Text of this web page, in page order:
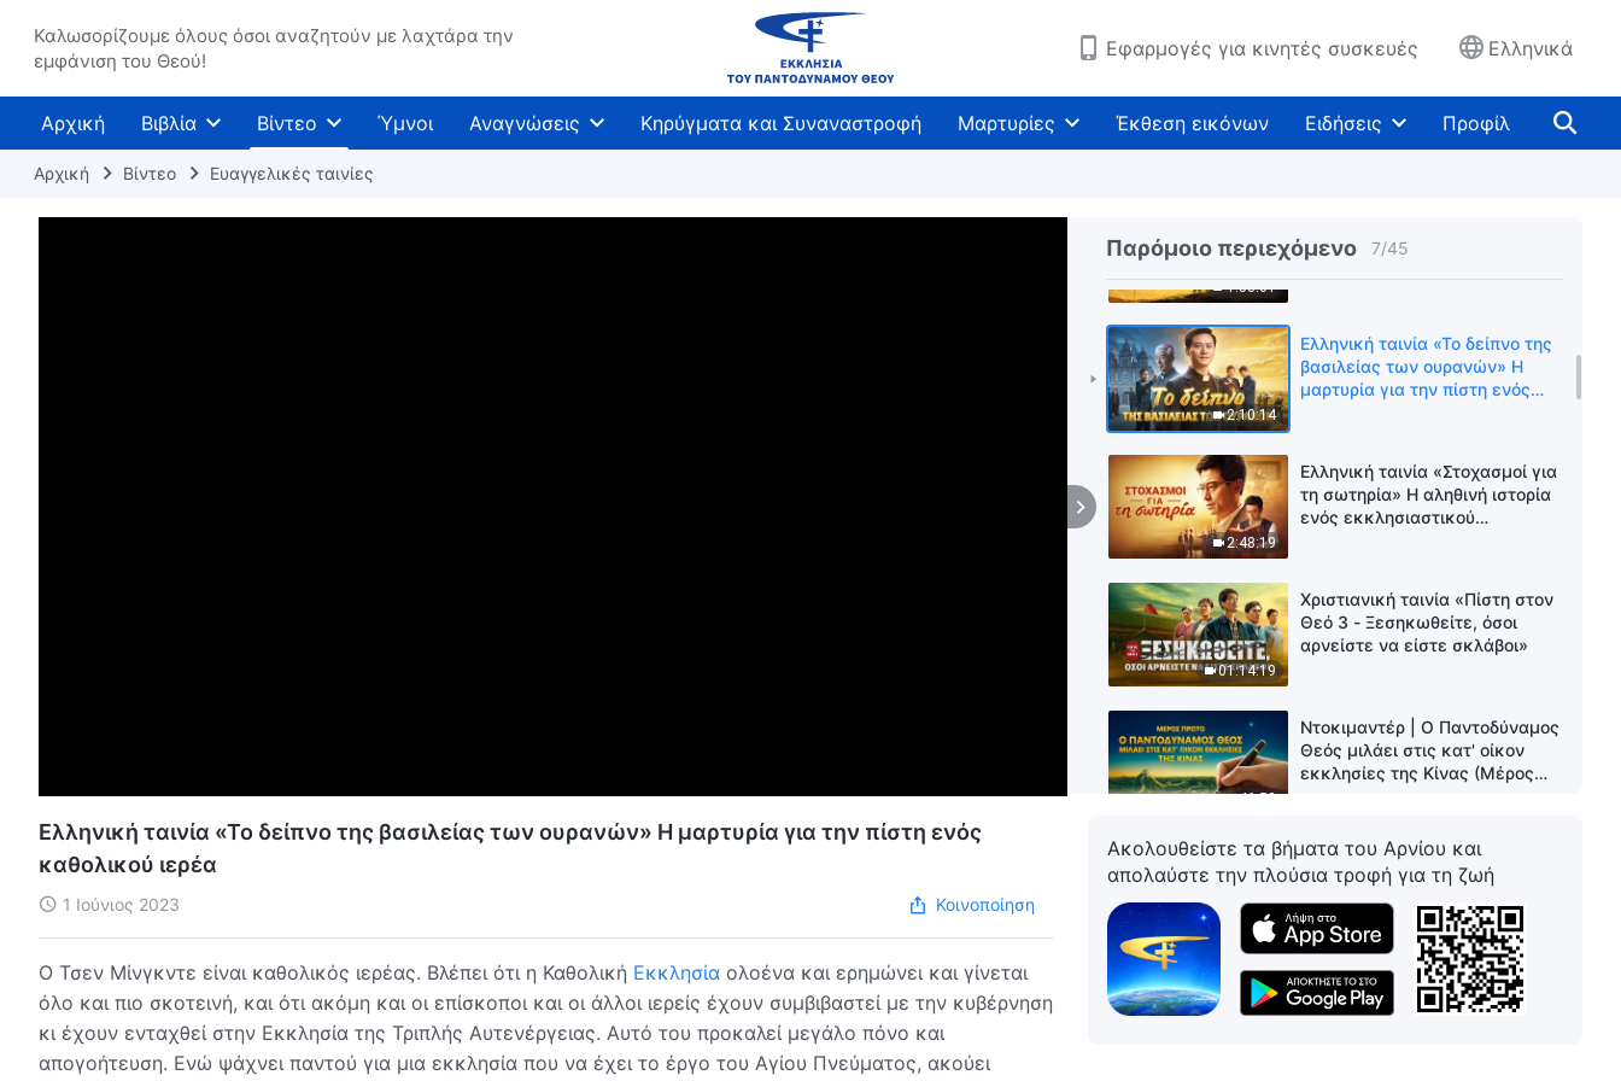
Καλωσορίζουμε όλους όσοι αναζητούν με λαχτάρα την
εμφάνιση του Θεού!
Εφαρμογές για κινητές συσκευές Ελληνικά
Αρχική Βιβλία Βίντεο Ύμνοι Αναγνώσεις Κηρύγματα και Συναναστροφή Μαρτυρίες Έκθεση εικόνων Ειδήσεις Προφίλ
Αρχική Βίντεο Ευαγγελικές ταινίες
Παρόμοιο περιεχόμενο 7/45
πάστορας σύζυγός μου κι εγώ»
1:58:01
επικίνδυνο ευαγγελικό ταξίδι»
2:10:14
Ελληνική ταινία «Το δείπνο της
βασιλείας των ουρανών» Η
μαρτυρία για την πίστη ενός
2:48:19
Ελληνική ταινία «Στοχασμοί για
τη σωτηρία» Η αληθινή ιστορία
ενός εκκλησιαστικού
01:14:19
Χριστιανική ταινία «Πίστη στον
Θεό 3 - Ξεσηκωθείτε, όσοι
αρνείστε να είστε σκλάβοι»
46:53
Ντοκιμαντέρ | Ο Παντοδύναμος
Θεός μιλάει στις κατ' οίκον
εκκλησίες της Κίνας (Μέρος
1:29:54
χριστιανική ταινία «Πίστη στον
Θεό 2 - Μετά το γκρέμισμα της
εκκλησίας»
Χριστιανική ταινία «Η αγάπη
μιας μητέρας» Πώς να
Ελληνική ταινία «Το δείπνο της βασιλείας των ουρανών» Η μαρτυρία για την πίστη ενός
καθολικού ιερέα
1 Ιούνιος 2023 Κοινοποίηση
Ο Τσεν Μίνγκντε είναι καθολικός ιερέας. Βλέπει ότι η Καθολική Εκκλησία ολοένα και ερημώνει και γίνεται
όλο και πιο σκοτεινή, και ότι ακόμη και οι επίσκοποι και οι άλλοι ιερείς έχουν συμβιβαστεί με την κυβέρνηση
κι έχουν ενταχθεί στην Εκκλησία της Τριπλής Αυτενέργειας. Αυτό του προκαλεί μεγάλο πόνο και
απογοήτευση. Ενώ ψάχνει παντού για μια εκκλησία που να έχει το έργο του Αγίου Πνεύματος, ακούει
Ακολουθείστε τα βήματα του Αρνίου και
απολαύστε την πλούσια τροφή για τη ζωή